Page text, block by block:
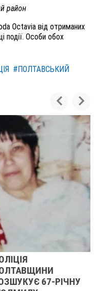
район
Octavia від отриманих
події. Особи обох
#ПОЛТАВСЬКИЙ
ОБЛАСТІ
РОЗШУКУЮТЬ